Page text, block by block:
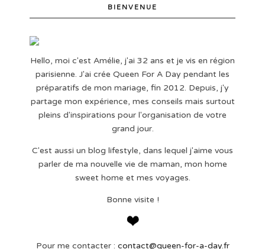
BIENVENUE
Hello, moi c'est Amélie, j'ai 32 ans et je vis en région
parisienne. J'ai crée Queen For A Day pendant les
préparatifs de mon mariage, fin 2012. Depuis, j'y
partage mon expérience, mes conseils mais surtout
pleins d'inspirations pour l'organisation de votre
grand jour.
C'est aussi un blog lifestyle, dans lequel j'aime vous
parler de ma nouvelle vie de maman, mon home
sweet home et mes voyages.
Bonne visite !
Pour me contacter : contact@queen-for-a-day.fr